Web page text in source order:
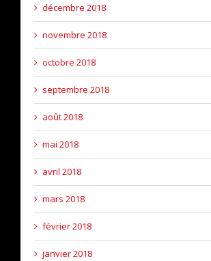
décembre 2018
novembre 2018
octobre 2018
septembre 2018
août 2018
mai 2018
avril 2018
mars 2018
février 2018
janvier 2018